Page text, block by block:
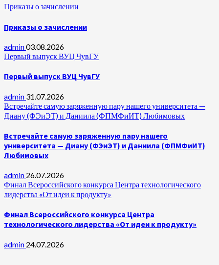
Приказы о зачислении
Приказы о зачислении
admin03.08.2026
Первый выпуск ВУЦ ЧувГУ
Первый выпуск ВУЦ ЧувГУ
admin 31.07.2026
Встречайте самую заряженную пару нашего университета —
Диану (ФЭиЭТ) и Даниила (ФПМФиИТ) Любимовых
Встречайте самую заряженную пару нашего
университета — Диану (ФЭиЭТ) и Даниила (ФПМФиИТ)
Любимовых
admin 26.07.2026
Финал Всероссийского конкурса Центра технологического
лидерства «От идеи к продукту»
Финал Всероссийского конкурса Центра
технологического лидерства «От идеи к продукту»
admin 24.07.2026